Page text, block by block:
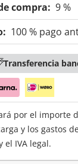
compra: 9 %
100 % pago
Transferencia
por el importe
y los gastos
el IVA legal.